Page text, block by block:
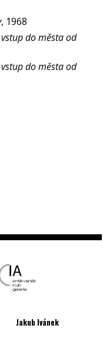
, 1968
vstup do města od
vstup do města od
Jakub Ivánek